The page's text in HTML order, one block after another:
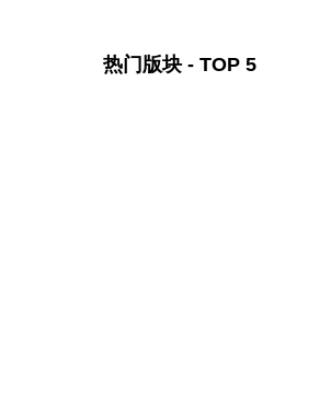
热门版块 - TOP 5